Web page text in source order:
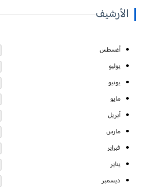
الأرشيف
أغسطس
يوليو
يونيو
مايو
أبريل
مارس
فبراير
يناير
ديسمبر